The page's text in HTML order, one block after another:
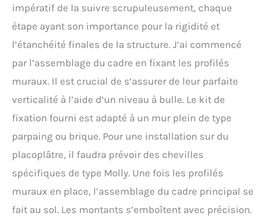
impératif de la suivre scrupuleusement, chaque
étape ayant son importance pour la rigidité et
l’étanchéité finales de la structure. J’ai commencé
par l’assemblage du cadre en fixant les profilés
muraux. Il est crucial de s’assurer de leur parfaite
verticalité à l’aide d’un niveau à bulle. Le kit de
fixation fourni est adapté à un mur plein de type
parpaing ou brique. Pour une installation sur du
placoplâtre, il faudra prévoir des chevilles
spécifiques de type Molly. Une fois les profilés
muraux en place, l’assemblage du cadre principal se
fait au sol. Les montants s’emboîtent avec précision.